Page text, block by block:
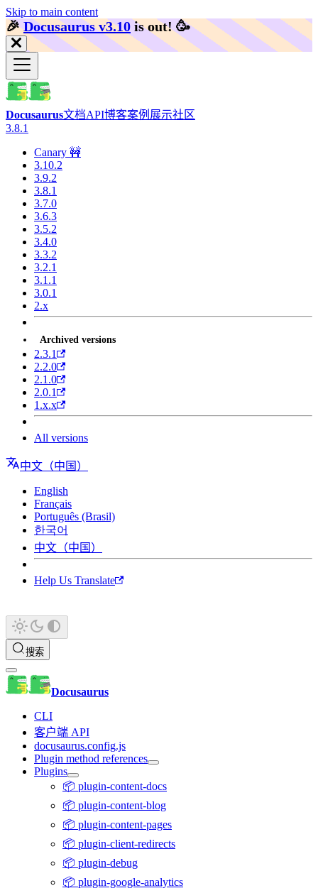
Skip to main content
🎉️Docusaurus v3.10 is out! 🥳️
Docusaurus文档API博客案例展示社区
3.8.1
Canary 🚧
3.10.2
3.9.2
3.8.1
3.7.0
3.6.3
3.5.2
3.4.0
3.3.2
3.2.1
3.1.1
3.0.1
2.x
Archived versions
2.3.1
2.2.0
2.1.0
2.0.1
1.x.x
All versions
中文（中国）
English
Français
Português (Brasil)
한국어
中文（中国）
Help Us Translate
搜索
Docusaurus
CLI
客户端 API
docusaurus.config.js
Plugin method references
Plugins
📦 plugin-content-docs
📦 plugin-content-blog
📦 plugin-content-pages
📦 plugin-client-redirects
📦 plugin-debug
📦 plugin-google-analytics